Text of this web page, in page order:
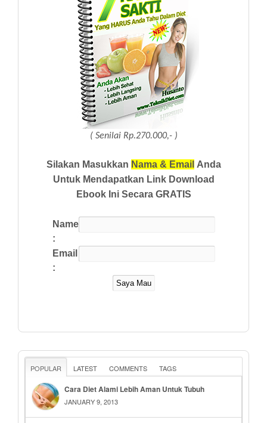
( Senilai Rp.270.000,- )
Silakan Masukkan Nama & Email Anda
Untuk Mendapatkan Link Download
Ebook Ini Secara GRATIS
Name
:
Email
:
POPULAR LATEST COMMENTS TAGS
Cara Diet Alami Lebih Aman Untuk Tubuh
JANUARY 9, 2013